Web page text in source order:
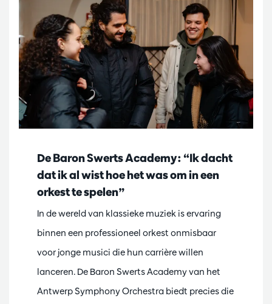
De Baron Swerts Academy: “Ik dacht
dat ik al wist hoe het was om in een
orkest te spelen”
In de wereld van klassieke muziek is ervaring
binnen een professioneel orkest onmisbaar
voor jonge musici die hun carrière willen
lanceren. De Baron Swerts Academy van het
Antwerp Symphony Orchestra biedt precies die